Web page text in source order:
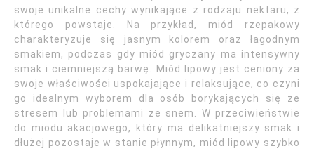
swoje unikalne cechy wynikające z rodzaju nektaru, z
którego powstaje. Na przykład, miód rzepakowy
charakteryzuje się jasnym kolorem oraz łagodnym
smakiem, podczas gdy miód gryczany ma intensywny
smak i ciemniejszą barwę. Miód lipowy jest ceniony za
swoje właściwości uspokajające i relaksujące, co czyni
go idealnym wyborem dla osób borykających się ze
stresem lub problemami ze snem. W przeciwieństwie
do miodu akacjowego, który ma delikatniejszy smak i
dłużej pozostaje w stanie płynnym, miód lipowy szybko